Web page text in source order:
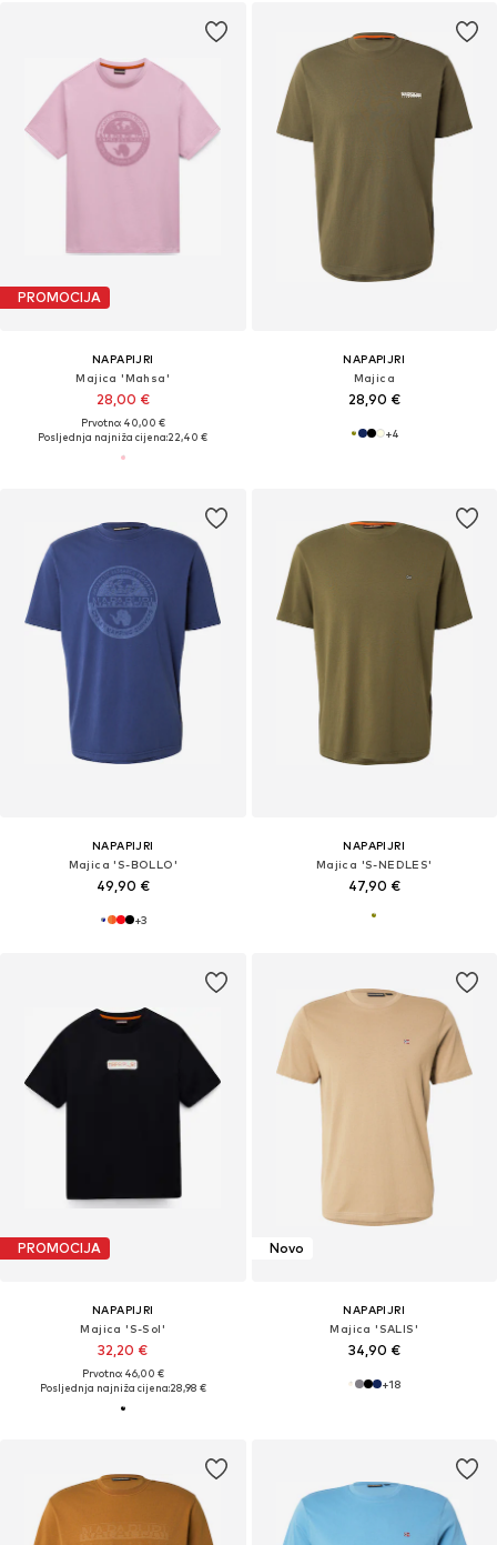
PROMOCIJA
NAPAPIJRI
Majica 'Mahsa'
28,00 €
Prvotno: 40,00 €
Posljednja najniža cijena:22,40 €
NAPAPIJRI
Majica
28,90 €
+4
NAPAPIJRI
Majica 'S-BOLLO'
49,90 €
+3
NAPAPIJRI
Majica 'S-NEDLES'
47,90 €
PROMOCIJA
NAPAPIJRI
Majica 'S-Sol'
32,20 €
Prvotno: 46,00 €
Posljednja najniža cijena:28,98 €
Novo
NAPAPIJRI
Majica 'SALIS'
34,90 €
+18